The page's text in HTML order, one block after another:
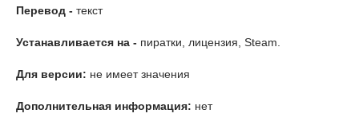
Перевод - текст
Устанавливается на - пиратки, лицензия, Steam.
Для версии: не имеет значения
Дополнительная информация: нет